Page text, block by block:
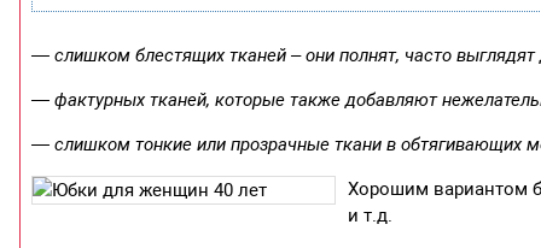
— слишком блестящих тканей – они полнят, часто
— фактурных тканей, которые также добавляют
— слишком тонкие или прозрачные ткани в обтягивающих
Хорошим вариантом
и т.д.